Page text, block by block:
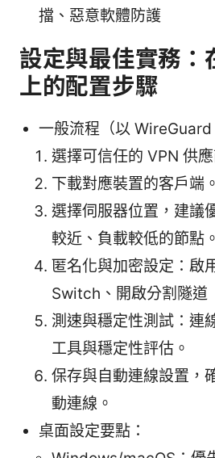
擋、惡意軟體防護
設定與最佳實務：
上的配置步驟
一般流程（以 WireGuard
選擇可信任的 VPN 供
下載對應裝置的客戶端。
選擇伺服器位置，建議
較近、負載較低的節點。
匿名化與加密設定：啟
Switch、開啟分割隧道
測速與穩定性測試：連
工具與穩定性評估。
保存與自動連線設置，
動連線。
桌面設定要點：